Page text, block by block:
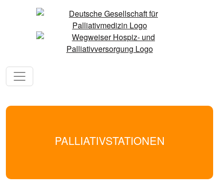
PALLIATIVSTATIONEN